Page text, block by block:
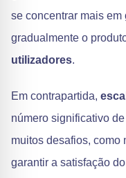
se concentrar mais em
gradualmente o
utilizadores.
Em contrapartida,
número significativo
muitos desafios, como
garantir a satisfação